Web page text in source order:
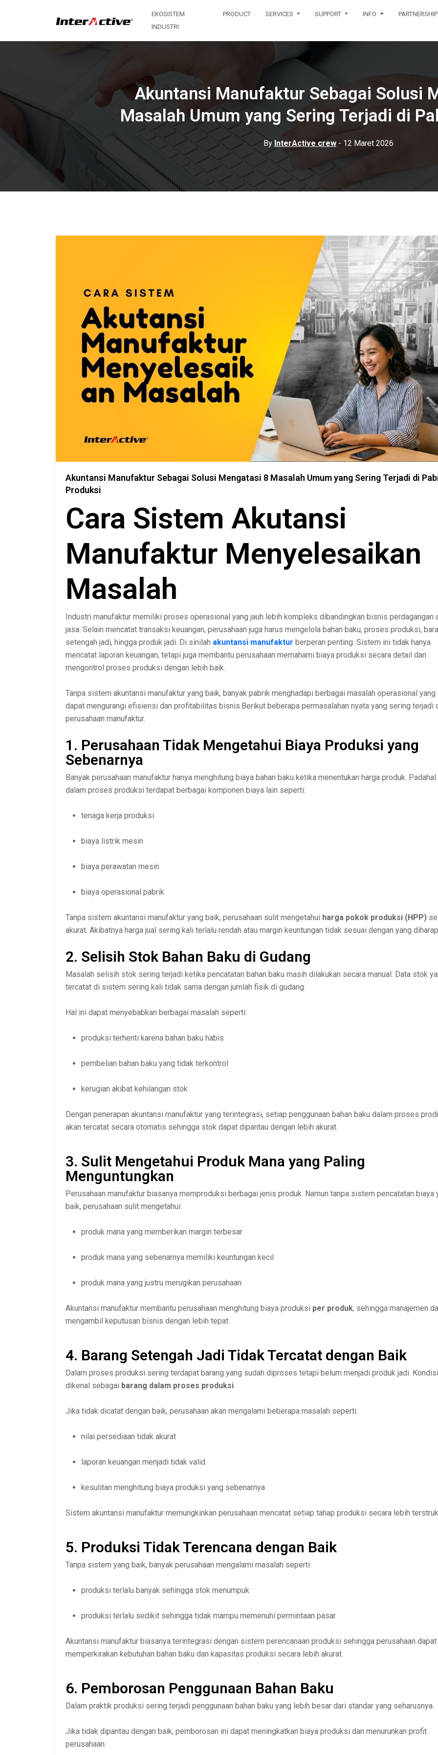
EKOSISTEM
INDUSTRI
PRODUCT SERVICES SUPPORT INFO PARTNERSHIP
Akuntansi Manufaktur Sebagai Solusi
Masalah Umum yang Sering Terjadi di
By InterActive crew - 12 Maret 2026
Akuntansi Manufaktur Sebagai Solusi Mengatasi 8 Masalah Umum yang Sering Terjadi di
Produksi
Cara Sistem Akutansi
Manufaktur Menyelesaikan
Masalah
Industri manufaktur memiliki proses operasional yang jauh lebih kompleks dibandingkan bisnis perdagangan
jasa. Selain mencatat transaksi keuangan, perusahaan juga harus mengelola bahan baku, proses produksi,
setengah jadi, hingga produk jadi. Di sinilah akuntansi manufaktur berperan penting. Sistem ini tidak hanya
mencatat laporan keuangan, tetapi juga membantu perusahaan memahami biaya produksi secara detail dan
mengontrol proses produksi dengan lebih baik.
Tanpa sistem akuntansi manufaktur yang baik, banyak pabrik menghadapi berbagai masalah operasional yang
dapat mengurangi efisiensi dan profitabilitas bisnis.Berikut beberapa permasalahan nyata yang sering terjadi
perusahaan manufaktur.
1. Perusahaan Tidak Mengetahui Biaya Produksi yang
Sebenarnya
Banyak perusahaan manufaktur hanya menghitung biaya bahan baku ketika menentukan harga produk. Padahal
dalam proses produksi terdapat berbagai komponen biaya lain seperti:
tenaga kerja produksi
biaya listrik mesin
biaya perawatan mesin
biaya operasional pabrik
Tanpa sistem akuntansi manufaktur yang baik, perusahaan sulit mengetahui harga pokok produksi (HPP)
akurat. Akibatnya harga jual sering kali terlalu rendah atau margin keuntungan tidak sesuai dengan yang
2. Selisih Stok Bahan Baku di Gudang
Masalah selisih stok sering terjadi ketika pencatatan bahan baku masih dilakukan secara manual. Data stok
tercatat di sistem sering kali tidak sama dengan jumlah fisik di gudang.
Hal ini dapat menyebabkan berbagai masalah seperti:
produksi terhenti karena bahan baku habis
pembelian bahan baku yang tidak terkontrol
kerugian akibat kehilangan stok
Dengan penerapan akuntansi manufaktur yang terintegrasi, setiap penggunaan bahan baku dalam proses
akan tercatat secara otomatis sehingga stok dapat dipantau dengan lebih akurat.
3. Sulit Mengetahui Produk Mana yang Paling
Menguntungkan
Perusahaan manufaktur biasanya memproduksi berbagai jenis produk. Namun tanpa sistem pencatatan biaya
baik, perusahaan sulit mengetahui:
produk mana yang memberikan margin terbesar
produk mana yang sebenarnya memiliki keuntungan kecil
produk mana yang justru merugikan perusahaan
Akuntansi manufaktur membantu perusahaan menghitung biaya produksi per produk, sehingga manajemen
mengambil keputusan bisnis dengan lebih tepat.
4. Barang Setengah Jadi Tidak Tercatat dengan Baik
Dalam proses produksi sering terdapat barang yang sudah diproses tetapi belum menjadi produk jadi.
dikenal sebagai barang dalam proses produksi
Jika tidak dicatat dengan baik, perusahaan akan mengalami beberapa masalah seperti:
nilai persediaan tidak akurat
laporan keuangan menjadi tidak valid
kesulitan menghitung biaya produksi yang sebenarnya
Sistem akuntansi manufaktur memungkinkan perusahaan mencatat setiap tahap produksi secara lebih
5. Produksi Tidak Terencana dengan Baik
Tanpa sistem yang baik, banyak perusahaan mengalami masalah seperti:
produksi terlalu banyak sehingga stok menumpuk
produksi terlalu sedikit sehingga tidak mampu memenuhi permintaan pasar
Akuntansi manufaktur biasanya terintegrasi dengan sistem perencanaan produksi sehingga perusahaan dapat
memperkirakan kebutuhan bahan baku dan kapasitas produksi secara lebih akurat.
6. Pemborosan Penggunaan Bahan Baku
Dalam praktik produksi sering terjadi penggunaan bahan baku yang lebih besar dari standar yang seharusnya.
Jika tidak dipantau dengan baik, pemborosan ini dapat meningkatkan biaya produksi dan menurunkan profit
perusahaan.